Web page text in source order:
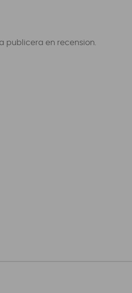
publicera en recension.